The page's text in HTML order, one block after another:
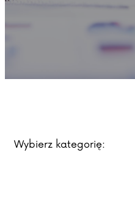
Wybierz kategorię: